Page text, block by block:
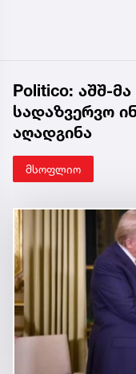
Politico: აშშ-
სადაზვერვო
აღადგინა
მსოფლიო